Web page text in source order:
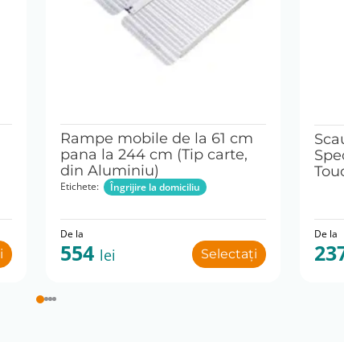
Rampe mobile de la 61 cm
pana la 244 cm (Tip carte,
din Aluminiu)
Etichete: Îngrijire la domiciliu
De la
554 lei Selectați
De la